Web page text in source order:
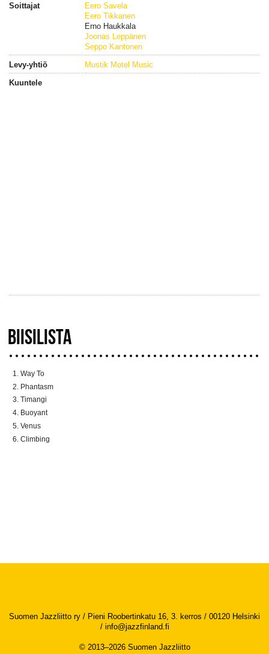
Soittajat
Eero Savela
Eero Tikkanen
Erno Haukkala
Joonas Leppänen
Seppo Kantonen
Levy-yhtiö
Mustik Motel Music
Kuuntele
BIISILISTA
Way To
Phantasm
Timangi
Buoyant
Venus
Climbing
Suomen Jazzliitto ry / Pieni Roobertinkatu 16, 3. kerros / 00120 Helsinki
/ info@jazzfinland.fi
© 2013–2026 Suomen Jazzliitto